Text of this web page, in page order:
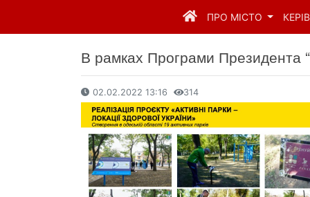
ПРО МІСТО
В рамках Програми Президента
02.02.2022 13:16 314